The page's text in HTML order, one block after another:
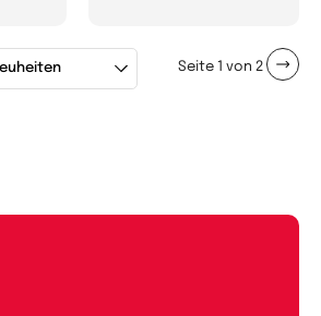
Seite 1 von 2